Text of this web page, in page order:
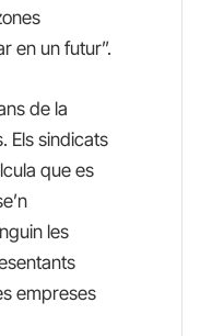
en un futur”.
de la
Els sindicats
que es
les
empreses